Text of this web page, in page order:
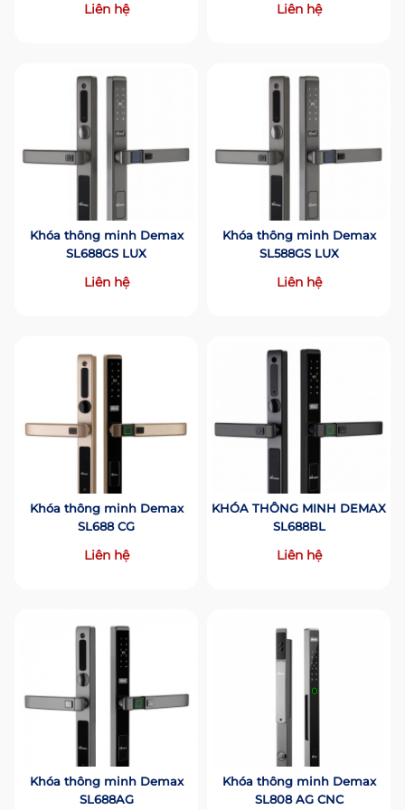
Liên hệ Liên hệ
Khóa thông minh Demax
SL688GS LUX
Liên hệ
Khóa thông minh Demax
SL588GS LUX
Liên hệ
Khóa thông minh Demax
SL688 CG
Liên hệ
KHÓA THÔNG MINH DEMAX
SL688BL
Liên hệ
Khóa thông minh Demax
SL688AG
Khóa thông minh Demax
SL808 AG CNC